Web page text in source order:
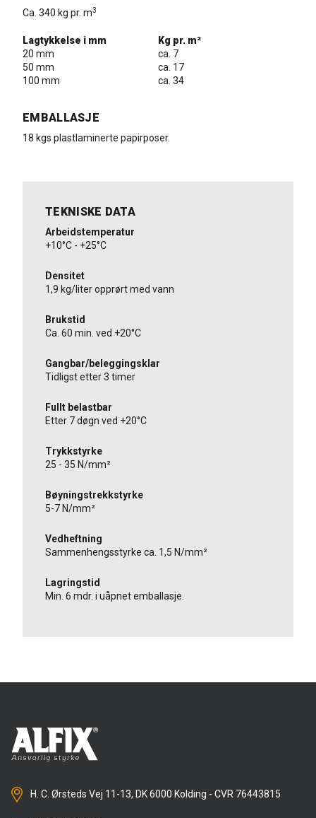
Ca. 340 kg pr. m3
Lagtykkelse i mm
Kg pr. m²
20 mm
ca. 7
50 mm
ca. 17
100 mm
ca. 34
EMBALLASJE
18 kgs plastlaminerte papirposer.
TEKNISKE DATA
Arbeidstemperatur
+10°C - +25°C
Densitet
1,9 kg/liter opprørt med vann
Brukstid
Ca. 60 min. ved +20°C
Gangbar/beleggingsklar
Tidligst etter 3 timer
Fullt belastbar
Etter 7 døgn ved +20°C
Trykkstyrke
25 - 35 N/mm²
Bøyningstrekkstyrke
5-7 N/mm²
Vedheftning
Sammenhengsstyrke ca. 1,5 N/mm²
Lagringstid
Min. 6 mdr. i uåpnet emballasje.
H. C. Ørsteds Vej 11-13, DK 6000 Kolding - CVR 76443815